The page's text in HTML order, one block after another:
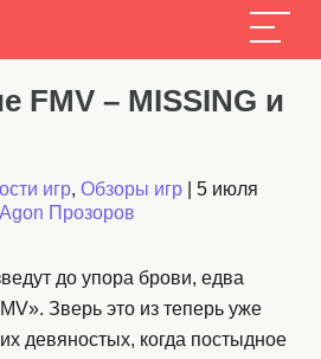
FMV – MISSING и
игр, Обзоры игр
5 июля
Прозоров
до упора брови, едва
Зверь это из теперь уже
девяностых, когда постыдное